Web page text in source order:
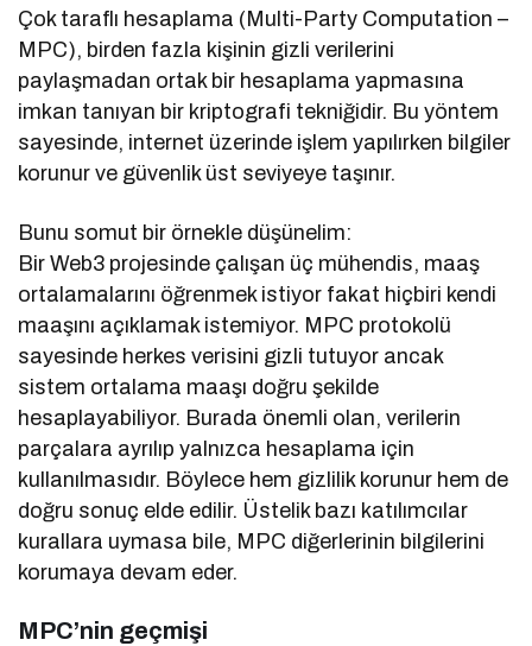
Çok taraflı hesaplama (Multi-Party Computation –
MPC), birden fazla kişinin gizli verilerini
paylaşmadan ortak bir hesaplama yapmasına
imkan tanıyan bir kriptografi tekniğidir. Bu yöntem
sayesinde, internet üzerinde işlem yapılırken bilgiler
korunur ve güvenlik üst seviyeye taşınır.
Bunu somut bir örnekle düşünelim:
Bir Web3 projesinde çalışan üç mühendis, maaş
ortalamalarını öğrenmek istiyor fakat hiçbiri kendi
maaşını açıklamak istemiyor. MPC protokolü
sayesinde herkes verisini gizli tutuyor ancak
sistem ortalama maaşı doğru şekilde
hesaplayabiliyor. Burada önemli olan, verilerin
parçalara ayrılıp yalnızca hesaplama için
kullanılmasıdır. Böylece hem gizlilik korunur hem de
doğru sonuç elde edilir. Üstelik bazı katılımcılar
kurallara uymasa bile, MPC diğerlerinin bilgilerini
korumaya devam eder.
MPC’nin geçmişi